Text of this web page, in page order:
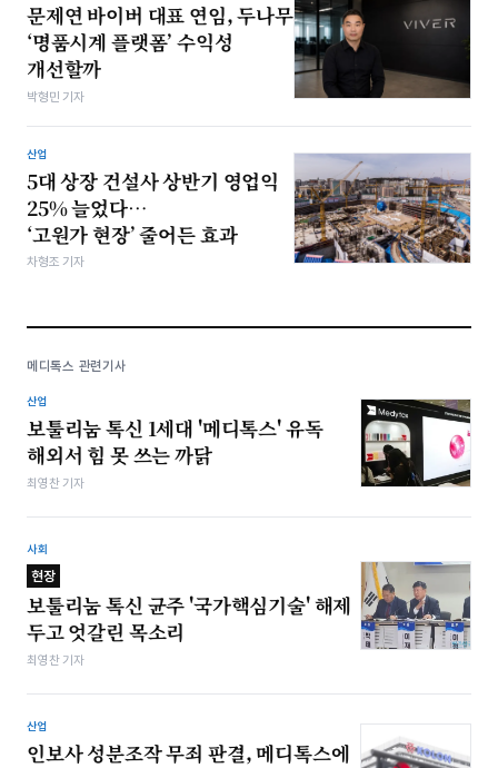
문제연 바이버 대표 연임, 두나무
‘명품시계 플랫폼’ 수익성
개선할까
박형민 기자
산업
5대 상장 건설사 상반기 영업익
25% 늘었다…
‘고원가 현장’ 줄어든 효과
차형조 기자
메디톡스 관련기사
산업
보툴리눔 톡신 1세대 '메디톡스' 유독
해외서 힘 못 쓰는 까닭
최영찬 기자
사회
현장
보툴리눔 톡신 균주 '국가핵심기술' 해제
두고 엇갈린 목소리
최영찬 기자
산업
인보사 성분조작 무죄 판결, 메디톡스에